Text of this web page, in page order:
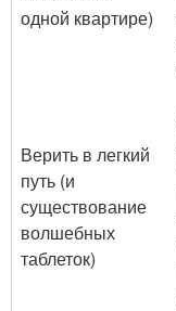
одной квартире)
Верить в легкий
путь (и
существование
волшебных
таблеток)